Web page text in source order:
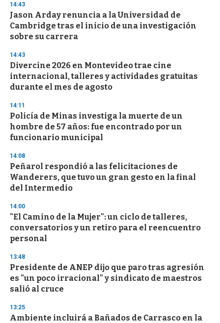
d
s
o
f
3
s
e
c
o
n
14:43
Jason Arday renuncia a la Universidad de
Cambridge tras el inicio de una investigación
sobre su carrera
14:43
Divercine 2026 en Montevideo trae cine
internacional, talleres y actividades gratuitas
durante el mes de agosto
14:11
Policía de Minas investiga la muerte de un
hombre de 57 años: fue encontrado por un
funcionario municipal
14:08
Peñarol respondió a las felicitaciones de
Wanderers, que tuvo un gran gesto en la final
del Intermedio
14:00
"El Camino de la Mujer": un ciclo de talleres,
conversatorios y un retiro para el reencuentro
personal
13:48
Presidente de ANEP dijo que paro tras agresión
es "un poco irracional" y sindicato de maestros
salió al cruce
13:25
Ambiente incluirá a Bañados de Carrasco en la